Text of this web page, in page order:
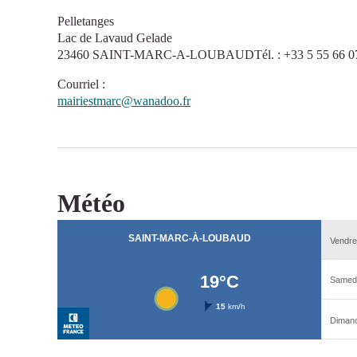
Pelletanges
Lac de Lavaud Gelade
23460 SAINT-MARC-A-LOUBAUDTél. : +33 5 55 66
Courriel :
mairiestmarc@wanadoo.fr
Météo